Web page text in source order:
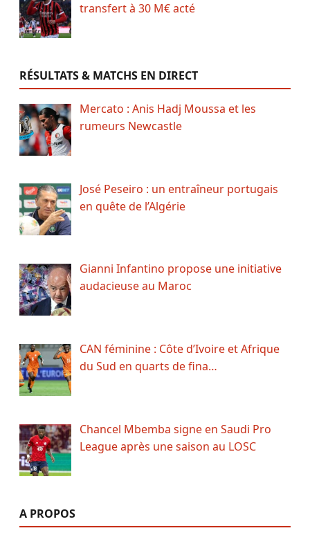
transfert à 30 M€ acté
RÉSULTATS & MATCHS EN DIRECT
Mercato : Anis Hadj Moussa et les
rumeurs Newcastle
José Peseiro : un entraîneur portugais
en quête de l’Algérie
Gianni Infantino propose une initiative
audacieuse au Maroc
CAN féminine : Côte d’Ivoire et Afrique
du Sud en quarts de fina…
Chancel Mbemba signe en Saudi Pro
League après une saison au LOSC
A PROPOS